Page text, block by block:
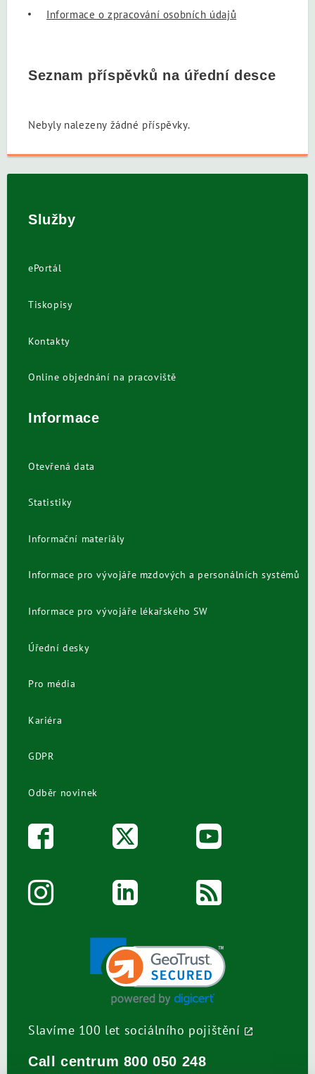
Informace o zpracování osobních údajů
Seznam příspěvků na úřední desce
Nebyly nalezeny žádné příspěvky.
Služby
ePortál
Tiskopisy
Kontakty
Online objednání na pracoviště
Informace
Otevřená data
Statistiky
Informační materiály
Informace pro vývojáře mzdových a personálních systémů
Informace pro vývojáře lékařského SW
Úřední desky
Pro média
Kariéra
GDPR
Odběr novinek
Slavíme 100 let sociálního pojištění
Call centrum 800 050 248